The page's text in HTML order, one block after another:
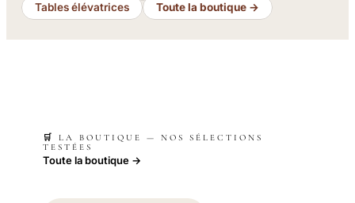
Tables élévatrices
Toute la boutique →
🛒 LA BOUTIQUE — NOS SÉLECTIONS
TESTÉES
Toute la boutique →